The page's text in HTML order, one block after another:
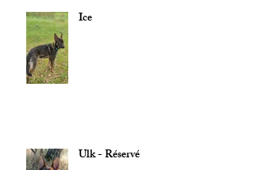
Ice
Ulk - Réservé